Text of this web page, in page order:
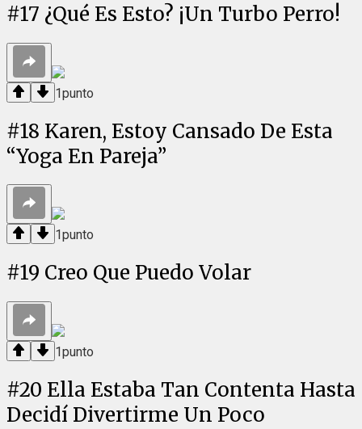
#17 ¿Qué Es Esto? ¡Un Turbo Perro!
1punto
#18 Karen, Estoy Cansado De Esta
“Yoga En Pareja”
1punto
#19 Creo Que Puedo Volar
1punto
#20 Ella Estaba Tan Contenta Hasta
Decidí Divertirme Un Poco